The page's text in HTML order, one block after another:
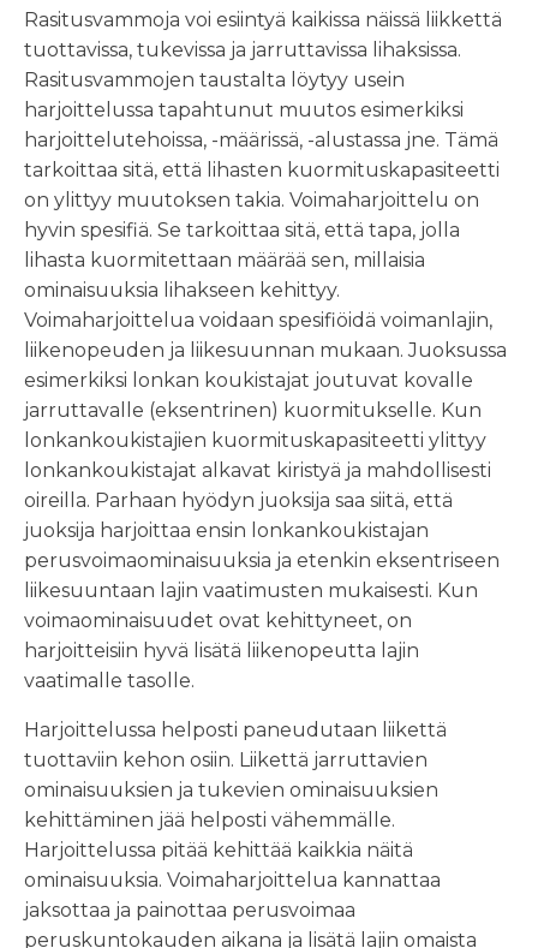
Rasitusvammoja voi esiintyä kaikissa näissä liikkettä
tuottavissa, tukevissa ja jarruttavissa lihaksissa.
Rasitusvammojen taustalta löytyy usein
harjoittelussa tapahtunut muutos esimerkiksi
harjoittelutehoissa, -määrissä, -alustassa jne. Tämä
tarkoittaa sitä, että lihasten kuormituskapasiteetti
on ylittyy muutoksen takia. Voimaharjoittelu on
hyvin spesifiä. Se tarkoittaa sitä, että tapa, jolla
lihasta kuormitettaan määrää sen, millaisia
ominaisuuksia lihakseen kehittyy.
Voimaharjoittelua voidaan spesifiöidä voimanlajin,
liikenopeuden ja liikesuunnan mukaan. Juoksussa
esimerkiksi lonkan koukistajat joutuvat kovalle
jarruttavalle (eksentrinen) kuormitukselle. Kun
lonkankoukistajien kuormituskapasiteetti ylittyy
lonkankoukistajat alkavat kiristyä ja mahdollisesti
oireilla. Parhaan hyödyn juoksija saa siitä, että
juoksija harjoittaa ensin lonkankoukistajan
perusvoimaominaisuuksia ja etenkin eksentriseen
liikesuuntaan lajin vaatimusten mukaisesti. Kun
voimaominaisuudet ovat kehittyneet, on
harjoitteisiin hyvä lisätä liikenopeutta lajin
vaatimalle tasolle.
Harjoittelussa helposti paneudutaan liikettä
tuottaviin kehon osiin. Liikettä jarruttavien
ominaisuuksien ja tukevien ominaisuuksien
kehittäminen jää helposti vähemmälle.
Harjoittelussa pitää kehittää kaikkia näitä
ominaisuuksia. Voimaharjoittelua kannattaa
jaksottaa ja painottaa perusvoimaa
peruskuntokauden aikana ja lisätä lajin omaista